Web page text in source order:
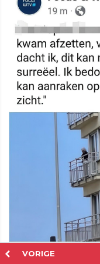
VORIGE